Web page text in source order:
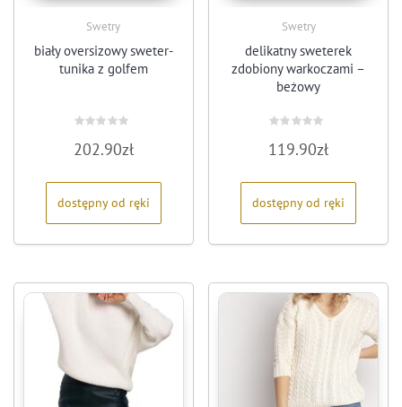
Swetry
biały oversizowy sweter-
tunika z golfem
0
202.90zł
dostępny od ręki
Swetry
delikatny sweterek
zdobiony warkoczami –
beżowy
0
119.90zł
dostępny od ręki